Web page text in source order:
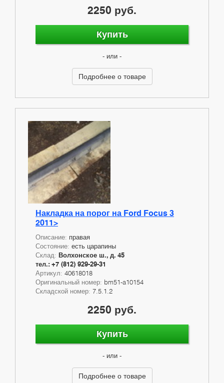
2250 руб.
Купить
- или -
Подробнее о товаре
Накладка на порог на Ford Focus 3
2011>
Описание: правая
Состояние: есть царапины
Склад: Волхонское ш., д. 45
тел.: +7 (812) 929-29-31
Артикул: 40618018
Оригинальный номер: bm51-a10154
Складской номер: 7.5.1.2
2250 руб.
Купить
- или -
Подробнее о товаре